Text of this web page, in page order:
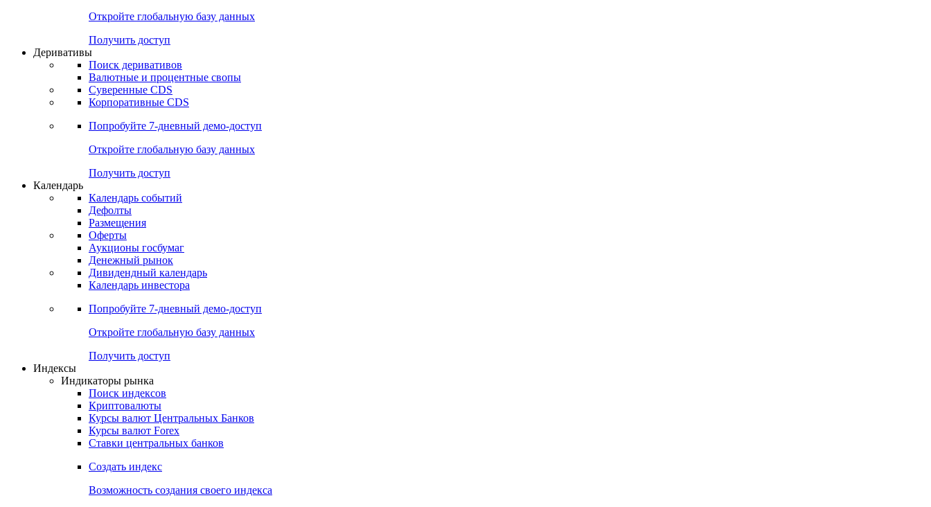
Откройте глобальную базу данных
Получить доступ
Деривативы
Поиск деривативов
Валютные и процентные свопы
Суверенные CDS
Корпоративные CDS
Попробуйте 7-дневный демо-доступ
Откройте глобальную базу данных
Получить доступ
Календарь
Календарь событий
Дефолты
Размещения
Оферты
Аукционы госбумаг
Денежный рынок
Дивидендный календарь
Календарь инвестора
Попробуйте 7-дневный демо-доступ
Откройте глобальную базу данных
Получить доступ
Индексы
Индикаторы рынка
Поиск индексов
Криптовалюты
Курсы валют Центральных Банков
Курсы валют Forex
Ставки центральных банков
Создать индекс
Возможность создания своего индекса